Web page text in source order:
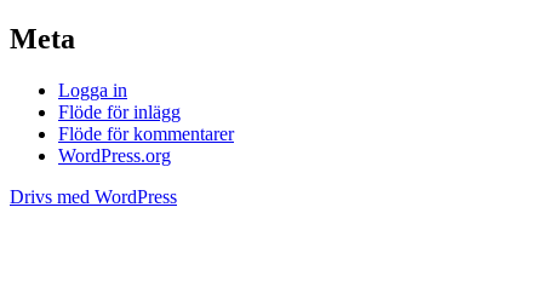
Meta
Logga in
Flöde för inlägg
Flöde för kommentarer
WordPress.org
Drivs med WordPress